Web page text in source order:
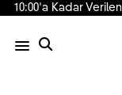
10:00'a Kadar